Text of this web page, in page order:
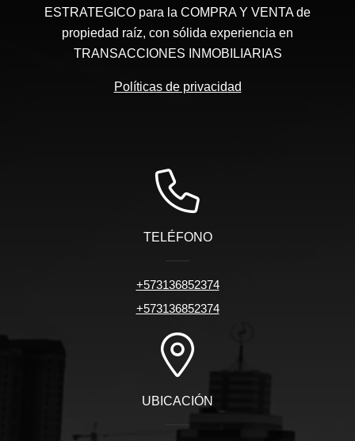
ESTRATEGICO para la COMPRA Y VENTA de
propiedad raíz, con sólida experiencia en
TRANSACCIONES INMOBILIARIAS
Políticas de privacidad
TELÉFONO
+573136852374
+573136852374
UBICACIÓN